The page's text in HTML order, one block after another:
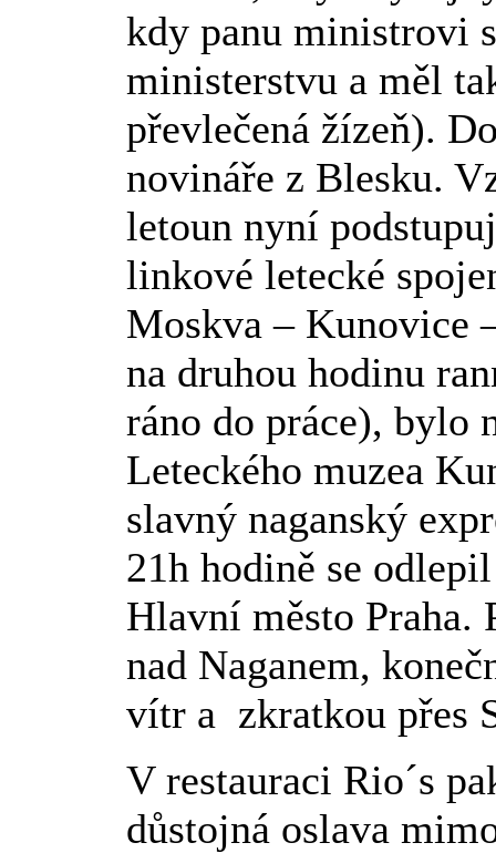
kdy panu ministrovi
ministerstvu a měl
převlečená žízeň).
novináře z Blesku.
letoun nyní
linkové letecké
Moskva – Kunovice
na druhou hodinu
ráno do práce), bylo
Leteckého muzea
slavný naganský
21h hodině se
Hlavní město
nad Naganem,
vítr a zkratkou přes
V restauraci Rio´s
důstojná oslava